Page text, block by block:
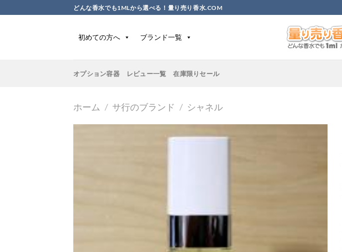
to
どんな香水でも1MLから選べる！量り売り香水.COM
初めての方へ ブランド一覧
オプション容器 レビュー一覧 在庫限りセール
ホーム / サ行のブランド / シャネル